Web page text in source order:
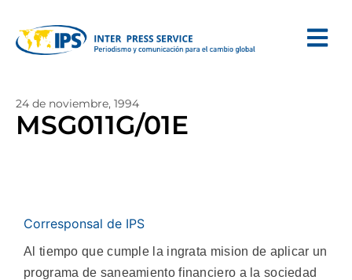
24 de noviembre, 1994
MSG011G/01E
Corresponsal de IPS
Al tiempo que cumple la ingrata mision de aplicar un
programa de saneamiento financiero a la sociedad